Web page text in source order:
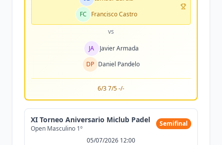
FC Francisco Castro
vs
JA
Javier Armada
DP Daniel Pandelo
6/3 7/5 -/-
XI Torneo Aniversario Miclub Padel
Open Masculino 1º
Semifinal
05/07/2026 12:00